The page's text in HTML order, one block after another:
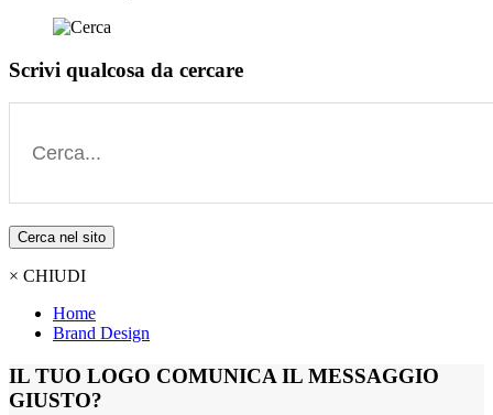
Scrivi qualcosa da cercare
Cerca nel sito
× CHIUDI
Home
Brand Design
IL TUO LOGO COMUNICA IL MESSAGGIO
GIUSTO?